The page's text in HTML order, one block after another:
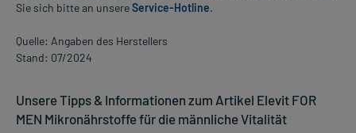
Sie sich bitte an unsereService-Hotline.
Quelle: Angaben des Herstellers
Stand: 07/2024
Unsere Tipps & Informationen zum Artikel Elevit FOR
MEN Mikronährstoffe für die männliche Vitalität